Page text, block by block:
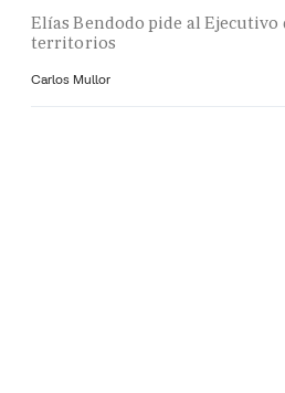
Elías Bendodo pide al Ejecutivo
territorios
Carlos Mullor